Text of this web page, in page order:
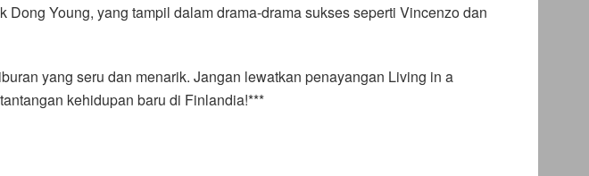
Young, yang tampil dalam drama-drama sukses seperti Vincenzo dan
yang seru dan menarik. Jangan lewatkan penayangan Living in a
kehidupan baru di Finlandia!***